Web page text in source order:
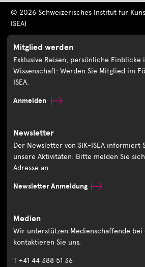
© 2026 Schweizerisches Institut für
ISEA)
Mitglied werden
Exklusive Reisen, persönliche Einblicke
Wissenschaft: Werden Sie Mitglied im
ISEA.
Anmelden
Newsletter
Der Newsletter von SIK-ISEA informiert
unsere Aktivitäten: Bitte melden Sie
Adresse an.
Newsletter Anmeldung
Medien
Wir unterstützen Medienschaffende
kontaktieren Sie uns.
T +41 44 388 51 36